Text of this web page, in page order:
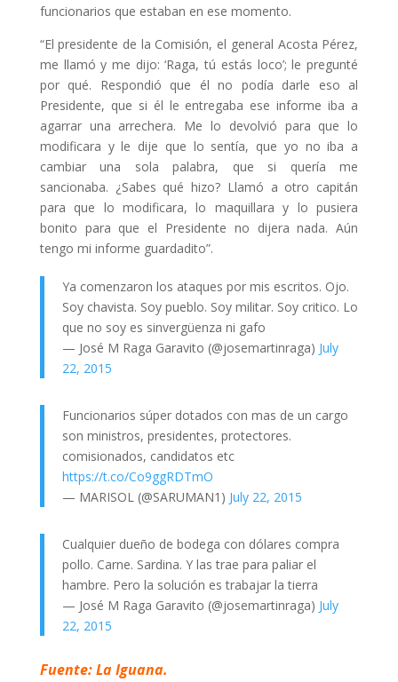
funcionarios que estaban en ese momento.
“El presidente de la Comisión, el general Acosta Pérez,
me llamó y me dijo: ‘Raga, tú estás loco’; le pregunté
por qué. Respondió que él no podía darle eso al
Presidente, que si él le entregaba ese informe iba a
agarrar una arrechera. Me lo devolvió para que lo
modificara y le dije que lo sentía, que yo no iba a
cambiar una sola palabra, que si quería me
sancionaba. ¿Sabes qué hizo? Llamó a otro capitán
para que lo modificara, lo maquillara y lo pusiera
bonito para que el Presidente no dijera nada. Aún
tengo mi informe guardadito”.
Ya comenzaron los ataques por mis escritos. Ojo.
Soy chavista. Soy pueblo. Soy militar. Soy critico. Lo
que no soy es sinvergüenza ni gafo
— José M Raga Garavito (@josemartinraga) July
22, 2015
Funcionarios súper dotados con mas de un cargo
son ministros, presidentes, protectores.
comisionados, candidatos etc
https://t.co/Co9ggRDTmO
— MARISOL (@SARUMAN1) July 22, 2015
Cualquier dueño de bodega con dólares compra
pollo. Carne. Sardina. Y las trae para paliar el
hambre. Pero la solución es trabajar la tierra
— José M Raga Garavito (@josemartinraga) July
22, 2015
Fuente: La Iguana.